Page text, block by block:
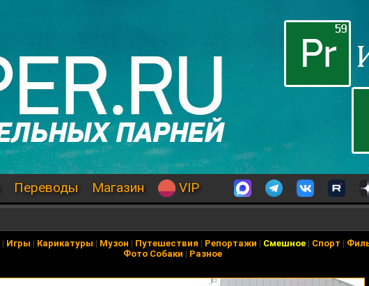
Переводы Магазин VIP
| Игры | Карикатуры | Музон | Путешествия | Репортажи | Смешное| Спорт |
Фото Собаки | Разное